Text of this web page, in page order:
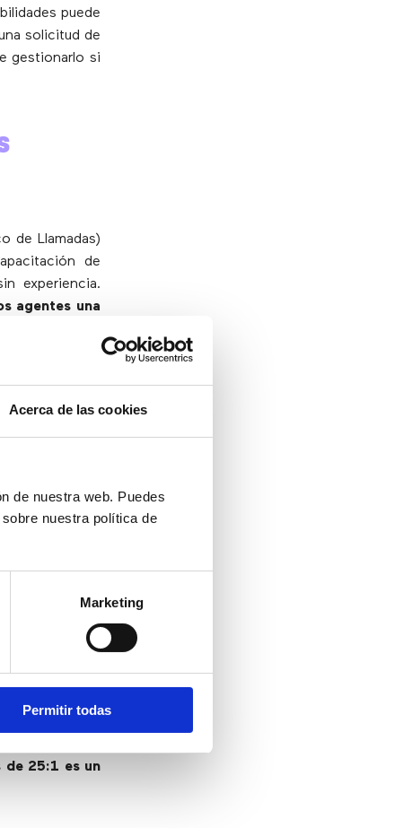
Acerca de las cookies
de nuestra web. Puedes
nuestra política de
Marketing
Permitir todas
puede
solicitud de
gestionarlo si
de Llamadas)
de
experiencia.
agentes una
del equipo
Así, los
al resto de la
los servicios
de 25:1 es un